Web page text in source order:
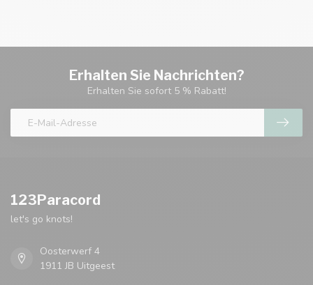
Erhalten Sie Nachrichten?
Erhalten Sie sofort 5 % Rabatt!
123Paracord
let's go knots!
Oosterwerf 4
1911 JB Uitgeest